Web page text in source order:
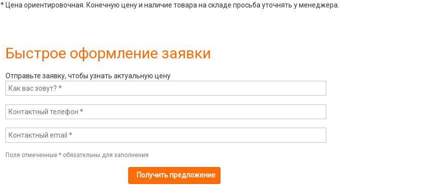
* Цена ориентировочная. Конечную цену и наличие товара на складе просьба уточнять у менеджера.
Быстрое оформление заявки
Отправьте заявку, чтобы узнать актуальную цену
Поля отмеченные *обязательны для заполнения